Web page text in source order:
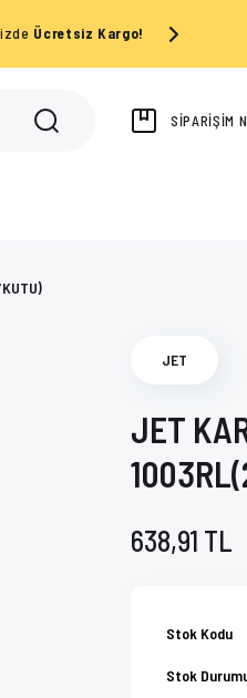
Ücretsiz Kargo!
SİPARİŞİM
JET
JET
638,91 TL
Stok Kodu
Stok